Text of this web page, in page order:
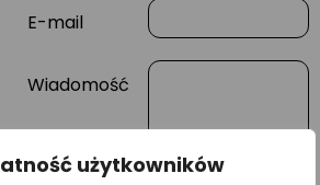
użytkowników
E-mail
Wiadomość